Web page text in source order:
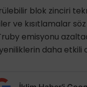
blok zinciri
ve kısıtlamalar
emisyonu
daha etkili